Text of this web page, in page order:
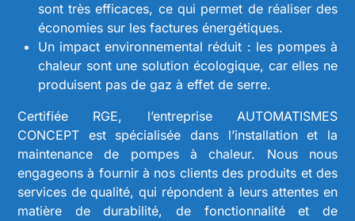
sont très efficaces, ce qui permet de réaliser des
économies sur les factures énergétiques.
Un impact environnemental réduit : les pompes à
chaleur sont une solution écologique, car elles ne
produisent pas de gaz à effet de serre.
Certifiée RGE, l’entreprise AUTOMATISMES
CONCEPT est spécialisée dans l’installation et la
maintenance de pompes à chaleur. Nous nous
engageons à fournir à nos clients des produits et des
services de qualité, qui répondent à leurs attentes en
matière de durabilité, de fonctionnalité et de